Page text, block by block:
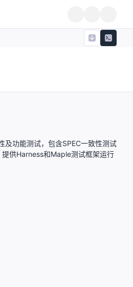
及功能测试，包含SPEC一致性测试
供Harness和Maple测试框架运行